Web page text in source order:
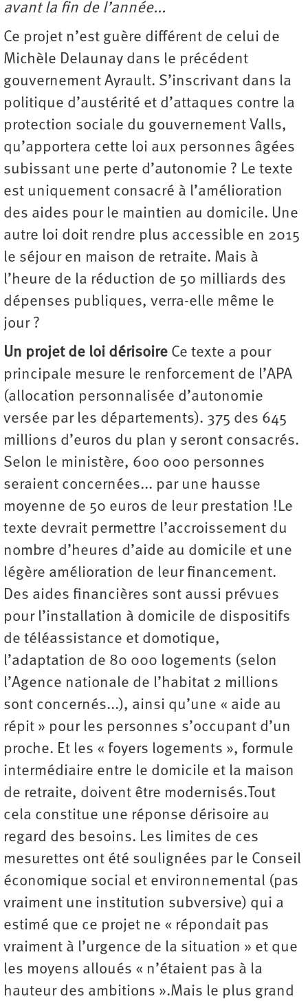
avant la fin de l’année...
Ce projet n’est guère différent de celui de
Michèle Delaunay dans le précédent
gouvernement Ayrault. S’inscrivant dans la
politique d’austérité et d’attaques contre la
protection sociale du gouvernement Valls,
qu’apportera cette loi aux personnes âgées
subissant une perte d’autonomie ? Le texte
est uniquement consacré à l’amélioration
des aides pour le maintien au domicile. Une
autre loi doit rendre plus accessible en 2015
le séjour en maison de retraite. Mais à
l’heure de la réduction de 50 milliards des
dépenses publiques, verra-elle même le
jour ?
Un projet de loi dérisoire Ce texte a pour
principale mesure le renforcement de l’APA
(allocation personnalisée d’autonomie
versée par les départements). 375 des 645
millions d’euros du plan y seront consacrés.
Selon le ministère, 600 000 personnes
seraient concernées... par une hausse
moyenne de 50 euros de leur prestation !Le
texte devrait permettre l’accroissement du
nombre d’heures d’aide au domicile et une
légère amélioration de leur financement.
Des aides financières sont aussi prévues
pour l’installation à domicile de dispositifs
de téléassistance et domotique,
l’adaptation de 80 000 logements (selon
l’Agence nationale de l’habitat 2 millions
sont concernés...), ainsi qu’une « aide au
répit » pour les personnes s’occupant d’un
proche. Et les « foyers logements », formule
intermédiaire entre le domicile et la maison
de retraite, doivent être modernisés.Tout
cela constitue une réponse dérisoire au
regard des besoins. Les limites de ces
mesurettes ont été soulignées par le Conseil
économique social et environnemental (pas
vraiment une institution subversive) qui a
estimé que ce projet ne « répondait pas
vraiment à l’urgence de la situation » et que
les moyens alloués « n’étaient pas à la
hauteur des ambitions ».Mais le plus grand